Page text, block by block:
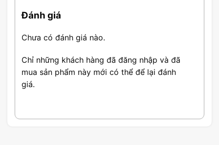
Đánh giá
Chưa có đánh giá nào.
Chỉ những khách hàng đã đăng nhập và đã
mua sản phẩm này mới có thể để lại đánh
giá.